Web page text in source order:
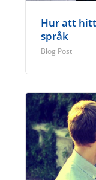
Hur att
språk
Blog Post